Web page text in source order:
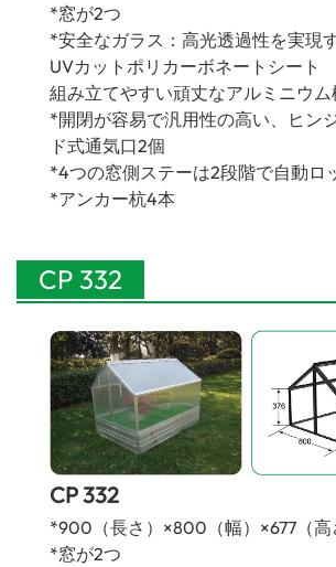
*窓が2つ
*安全なガラス：高光透過性を実現
UVカットポリカーボネートシート
組み立てやすい頑丈なアルミニウム
*開閉が容易で汎用性の高い、ヒン
ド式通気口2個
*4つの窓側ステーは2段階で自動ロ
*アンカー杭4本
CP 332
CP 332
*900（長さ）×800（幅）×677（高
*窓が2つ